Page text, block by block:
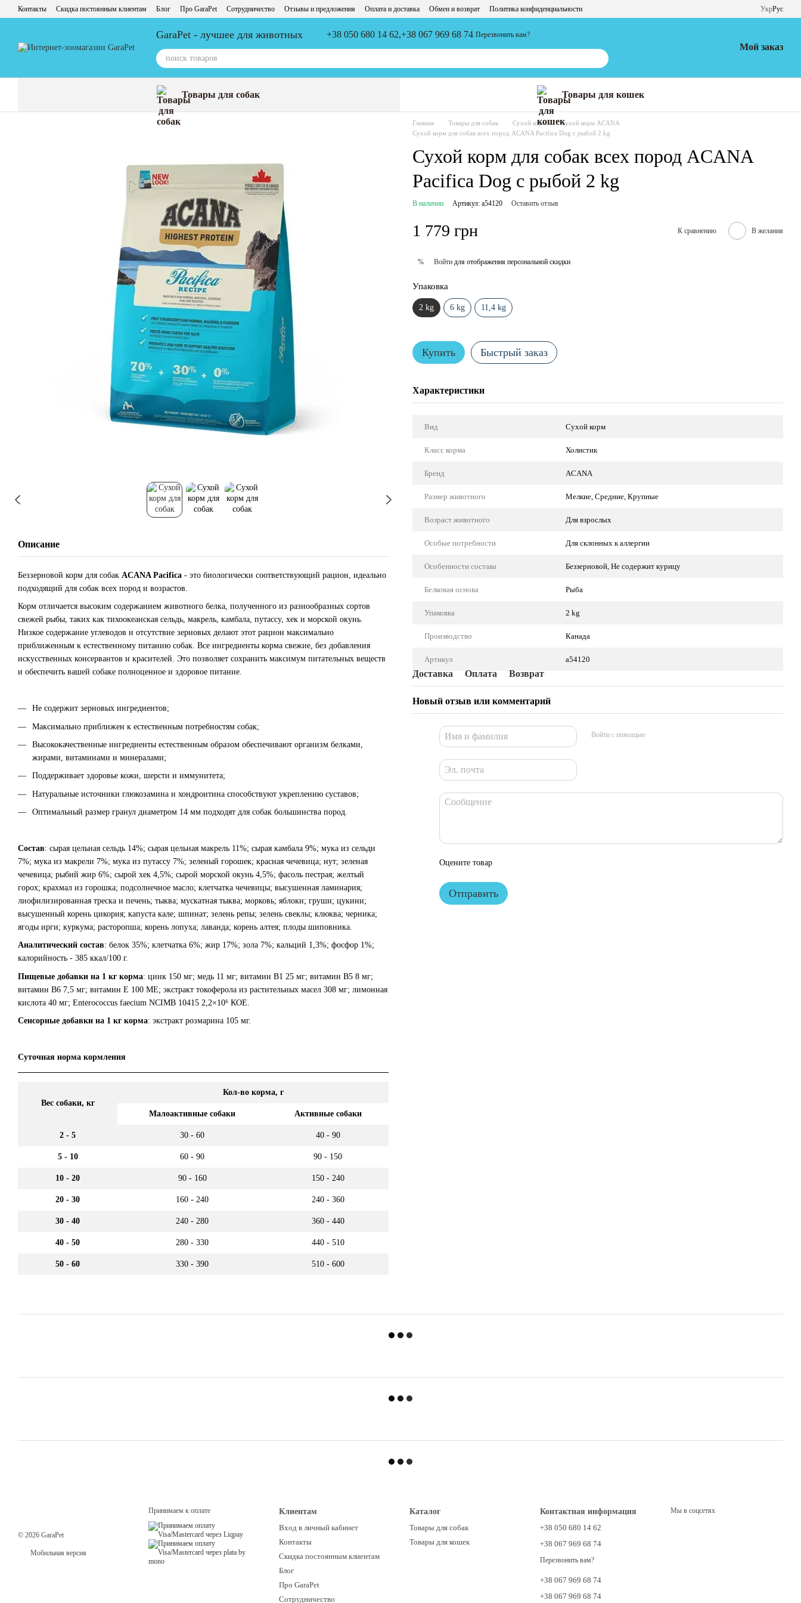
Перейти к основному контенту
Контакты Скидка постоянным клиентам Блог Про GaraPet Сотрудничество Отзывы и предложения Оплата и доставка Обмен и возврат Политика конфиденциальности УкрРус
GaraPet - лучшее для животных +38 050 680 14 62,+38 067 969 68 74 Перезвонить вам?
Мой заказ
Товары для собак Товары для кошек
Описание
Беззерновой корм для собак ACANA Pacifica - это биологически соответствующий рацион, идеально
подходящий для собак всех пород и возрастов.
Корм отличается высоким содержанием животного белка, полученного из разнообразных сортов
свежей рыбы, таких как тихоокеанская сельдь, макрель, камбала, путассу, хек и морской окунь.
Низкое содержание углеводов и отсутствие зерновых делают этот рацион максимально
приближенным к естественному питанию собак. Все ингредиенты корма свежие, без добавления
искусственных консервантов и красителей. Это позволяет сохранить максимум питательных веществ
и обеспечить вашей собаке полноценное и здоровое питание.
Не содержит зерновых ингредиентов;
Максимально приближен к естественным потребностям собак;
Высококачественные ингредиенты естественным образом обеспечивают организм белками,
жирами, витаминами и минералами;
Поддерживает здоровье кожи, шерсти и иммунитета;
Натуральные источники глюкозамина и хондроитина способствуют укреплению суставов;
Оптимальный размер гранул диаметром 14 мм подходят для собак большинства пород.
Состав: сырая цельная сельдь 14%; сырая цельная макрель 11%; сырая камбала 9%; мука из сельди
7%; мука из макрели 7%; мука из путассу 7%; зеленый горошек; красная чечевица; нут; зеленая
чечевица; рыбий жир 6%; сырой хек 4,5%; сырой морской окунь 4,5%; фасоль пестрая; желтый
горох; крахмал из горошка; подсолнечное масло; клетчатка чечевицы; высушенная ламинария;
лиофилизированная треска и печень; тыква; мускатная тыква; морковь; яблоки; груши; цукини;
высушенный корень цикория; капуста кале; шпинат; зелень репы; зелень свеклы; клюква; черника;
ягоды ирги; куркума; расторопша; корень лопуха; лаванда; корень алтея; плоды шиповника.
Аналитический состав: белок 35%; клетчатка 6%; жир 17%; зола 7%; кальций 1,3%; фосфор 1%;
калорийность - 385 ккал/100 г.
Пищевые добавки на 1 кг корма: цинк 150 мг; медь 11 мг; витамин B1 25 мг; витамин B5 8 мг;
витамин B6 7,5 мг; витамин E 100 МЕ; экстракт токоферола из растительных масел 308 мг; лимонная
кислота 40 мг; Enterococcus faecium NCIMB 10415 2,2×10⁶ КОЕ.
Сенсорные добавки на 1 кг корма: экстракт розмарина 105 мг.
Суточная норма кормления
Вес собаки, кг
Кол-во корма, г
Малоактивные собаки Активные собаки
2 - 5 30 - 60 40 - 90
5 - 10 60 - 90 90 - 150
10 - 20 90 - 160 150 - 240
20 - 30 160 - 240 240 - 360
30 - 40 240 - 280 360 - 440
40 - 50 280 - 330 440 - 510
50 - 60 330 - 390 510 - 600
Главная Товары для собак Сухой корм
Сухой корм ACANA
Сухой корм для собак всех пород ACANA Pacifica Dog с рыбой 2 kg
Сухой корм для собак всех пород ACANA
Pacifica Dog с рыбой 2 kg
В наличии Артикул: a54120 Оставить отзыв
1 779 грн К сравнению В желания
% Войти для отображения персональной скидки
Упаковка
2 kg 6 kg 11,4 kg
Купить Быстрый заказ
Характеристики
Вид Сухой корм
Класс корма Холистик
Бренд ACANA
Размер животного Мелкие, Средние, Крупные
Возраст животного Для взрослых
Особые потребности Для склонных к аллергии
Особенности состава Беззерновой, Не содержит курицу
Белковая основа Рыба
Упаковка 2 kg
Производство Канада
Артикул a54120
Доставка Оплата Возврат
Новый отзыв или комментарий
Войти с помощью
Оцените товар
Отправить
© 2026 GaraPet
Мобильная версия
Принимаем к оплате
Клиентам
Вход в личный кабинет
Контакты
Скидка постоянным клиентам
Блог
Про GaraPet
Сотрудничество
Каталог
Товары для собак
Товары для кошек
Контактная информация
+38 050 680 14 62
+38 067 969 68 74
Перезвонить вам?
+38 067 969 68 74
+38 067 969 68 74
Мы в соцсетях